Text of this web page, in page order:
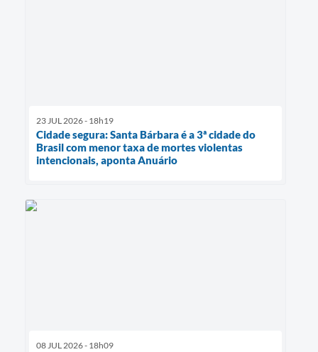
23 JUL 2026 - 18h19
Cidade segura: Santa Bárbara é a 3ª cidade do
Brasil com menor taxa de mortes violentas
intencionais, aponta Anuário
08 JUL 2026 - 18h09